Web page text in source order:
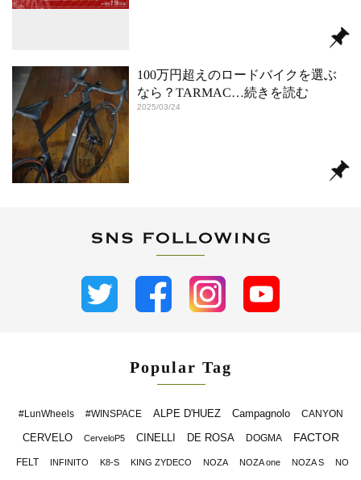
100万円超えのロードバイクを選ぶ
なら？TARMAC…続きを読む
2025/03/24
Popular Tag
#LunWheels #WINSPACE ALPE D'HUEZ Campagnolo CANYON
CERVELO CerveloP5 CINELLI DE ROSA DOGMA FACTOR
FELT INFINITO K8-S KING ZYDECO NOZA NOZA one NOZA S NO